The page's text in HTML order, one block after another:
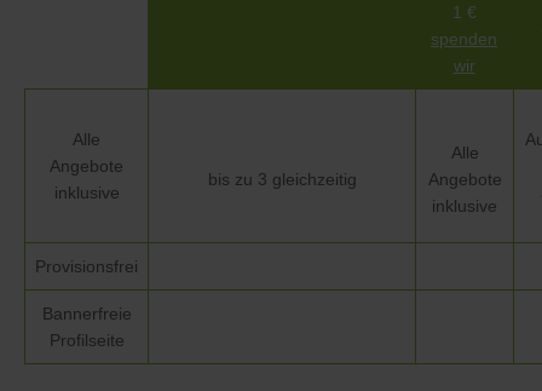
1 €
spenden
wir
Alle
Angebote
inklusive
bis zu 3 gleichzeitig
Alle
Angebote
inklusive
Provisionsfrei
Bannerfreie
Profilseite